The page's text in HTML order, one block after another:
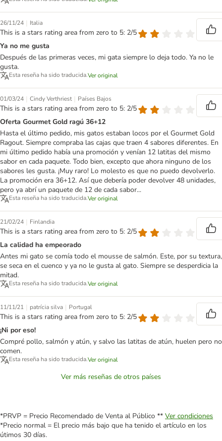
26/11/24 | Italia
This is a stars rating area from zero to 5: 2/5
Ya no me gusta
Después de las primeras veces, mi gata siempre lo deja todo. Ya no le
gusta.
Esta reseña ha sido traducida.Ver original
01/03/24 | Cindy Verthriest | Países Bajos
This is a stars rating area from zero to 5: 2/5
Oferta Gourmet Gold ragú 36+12
Hasta el último pedido, mis gatos estaban locos por el Gourmet Gold
Ragout. Siempre compraba las cajas que traen 4 sabores diferentes. En
mi último pedido había una promoción y venían 12 latitas del mismo
sabor en cada paquete. Todo bien, excepto que ahora ninguno de los
sabores les gusta. ¡Muy raro! Lo molesto es que no puedo devolverlo.
La promoción era 36+12. Así que debería poder devolver 48 unidades,
pero ya abrí un paquete de 12 de cada sabor...
Esta reseña ha sido traducida.Ver original
21/02/24 | Finlandia
This is a stars rating area from zero to 5: 2/5
La calidad ha empeorado
Antes mi gato se comía todo el mousse de salmón. Este, por su textura,
se seca en el cuenco y ya no le gusta al gato. Siempre se desperdicia la
mitad.
Esta reseña ha sido traducida.Ver original
11/11/21 | patrícia silva | Portugal
This is a stars rating area from zero to 5: 2/5
¡Ni por eso!
Compré pollo, salmón y atún, y salvo las latitas de atún, huelen pero no
comen.
Esta reseña ha sido traducida.Ver original
Ver más reseñas de otros países
*PRVP = Precio Recomendado de Venta al Público ** Ver condiciones
*Precio normal = El precio más bajo que ha tenido el artículo en los
útimos 30 días.